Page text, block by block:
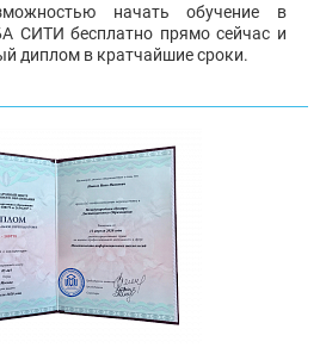
начать обучение в
СИТИ бесплатно прямо сейчас и
диплом в кратчайшие сроки.